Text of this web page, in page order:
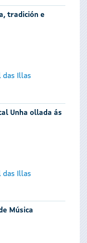
tradición e
das Illas
Unha ollada ás
das Illas
Música